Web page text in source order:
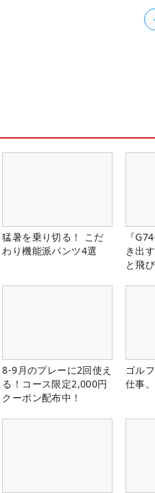
猛暑を乗り切る！ こだ
わり機能派パンツ4選
『
き出
と飛
8-9月のプレーに2回使え
る！コース限定2,000円
クーポン配布中！
ゴル
仕事